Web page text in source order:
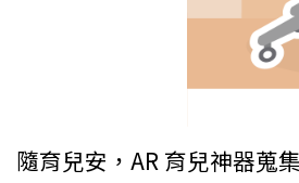
隨育兒安，AR 育兒神器蒐